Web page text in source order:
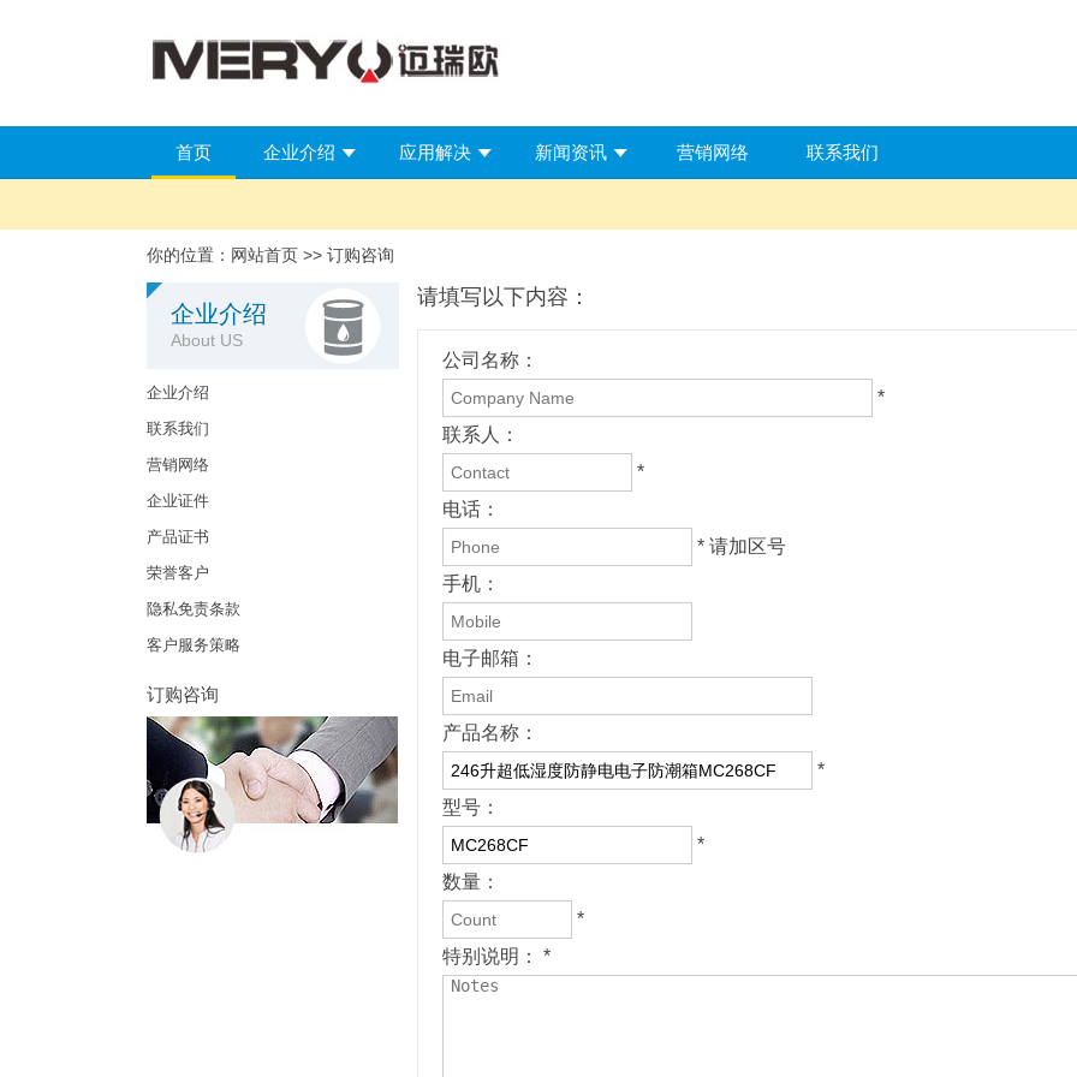
首页 企业介绍 应用解决 新闻资讯 营销网络 联系我们
你的位置： 网站首页 >> 订购咨询
企业介绍
About US
企业介绍
联系我们
营销网络
企业证件
产品证书
荣誉客户
隐私免责条款
客户服务策略
订购咨询
请填写以下内容：
公司名称：
*
联系人：
*
电话：
* 请加区号
手机：
电子邮箱：
产品名称：
*
型号：
*
数量：
*
特别说明： *